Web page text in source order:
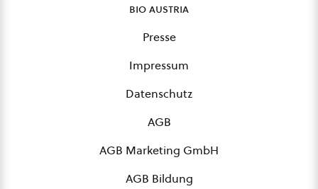
bio austria
Presse
Impressum
Datenschutz
AGB
AGB Marketing GmbH
AGB Bildung